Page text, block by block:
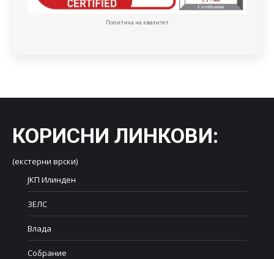
Политика на квалитет
КОРИСНИ ЛИНКОВИ:
(екстерни врски)
ЈКП Илинден
ЗЕЛС
Влада
Собрание